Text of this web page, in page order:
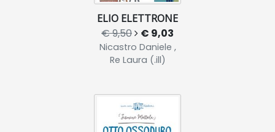
ELIO ELETTRONE
€ 9,50 € 9,03
Nicastro Daniele ,
Re Laura (.ill)